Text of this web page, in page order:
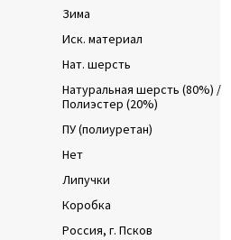
Зима
Иск. материал
Нат. шерсть
Натуральная шерсть (80%) /
Полиэстер (20%)
ПУ (полиуретан)
Нет
Липучки
Коробка
Россия, г. Псков